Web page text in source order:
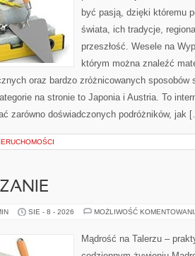
być pasją, dzięki któremu
świata, ich tradycje,
przeszłość. Wesele na
którym można znaleźć
oraz bardzo zróżnicowanych sposobów
na stronie to Japonia i Austria. To
zarówno doświadczonych podróżników, jak
SIE - 8 - 2026 MOŻLIWOŚĆ
Mądrość na Talerzu –